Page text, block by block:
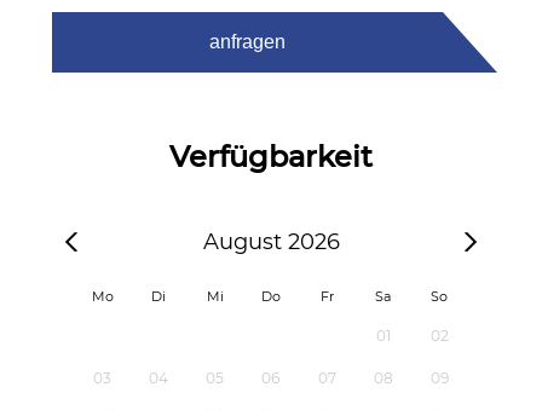
anfragen
Verfügbarkeit
August 2026
Mo Di Mi Do Fr Sa So
01 02
03 04 05 06 07 08 09